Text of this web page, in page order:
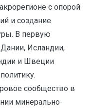
с опорой
и создание
В первую
Дании, Исландии,
и Швеции
сообщество в
минерально-